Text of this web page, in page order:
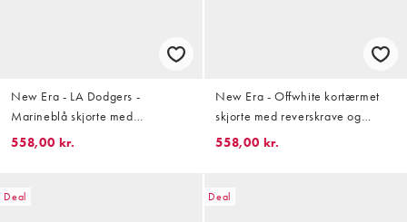
New Era - LA Dodgers -
Marineblå skjorte med
reverskrave og logo
558,00 kr.
New Era - Offwhite kortærmet
skjorte med reverskrave og
grafisk logo
558,00 kr.
Deal Deal